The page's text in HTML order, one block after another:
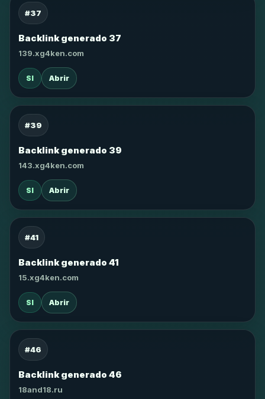
#37
Backlink generado 37
139.xg4ken.com
SI Abrir
#39
Backlink generado 39
143.xg4ken.com
SI Abrir
#41
Backlink generado 41
15.xg4ken.com
SI Abrir
#46
Backlink generado 46
18and18.ru